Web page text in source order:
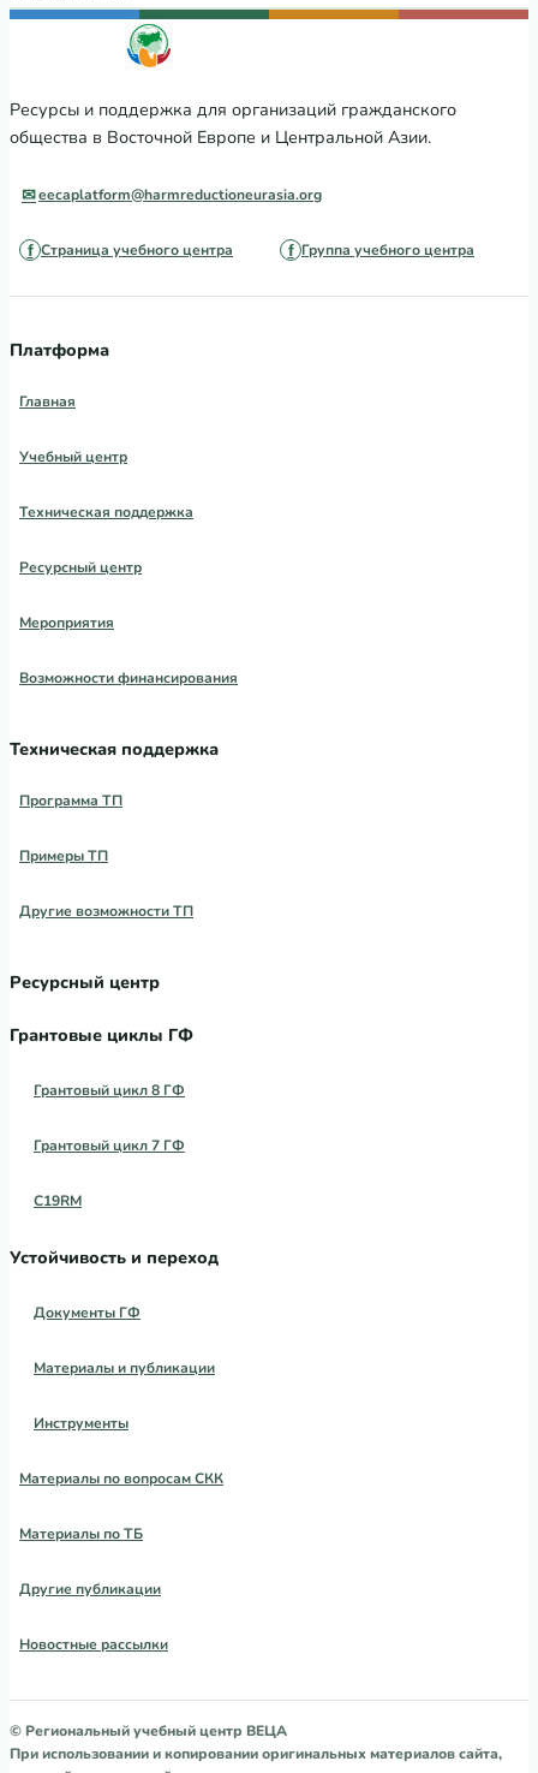
Ресурсы и поддержка для организаций гражданского
общества в Восточной Европе и Центральной Азии.
eecaplatform@harmreductioneurasia.org
Страница учебного центра Группа учебного центра
Платформа
Главная
Учебный центр
Техническая поддержка
Ресурсный центр
Мероприятия
Возможности финансирования
Техническая поддержка
Программа ТП
Примеры ТП
Другие возможности ТП
Ресурсный центр
Грантовые циклы ГФ
Грантовый цикл 8 ГФ
Грантовый цикл 7 ГФ
C19RM
Устойчивость и переход
Документы ГФ
Материалы и публикации
Инструменты
Материалы по вопросам СКК
Материалы по ТБ
Другие публикации
Новостные рассылки
© Региональный учебный центр ВЕЦА
При использовании и копировании оригинальных материалов сайта,